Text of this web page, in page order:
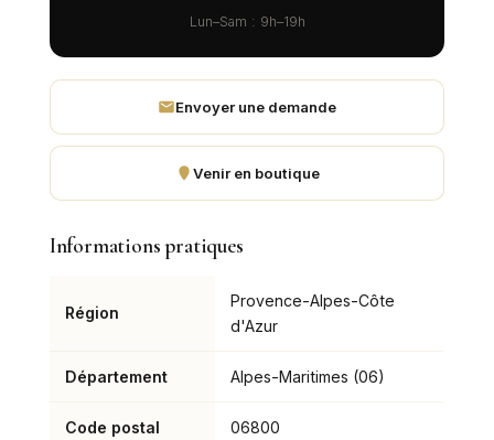
Lun–Sam : 9h–19h
Envoyer une demande
Venir en boutique
Informations pratiques
Région
Provence-Alpes-Côte
d'Azur
Département Alpes-Maritimes (06)
Code postal 06800